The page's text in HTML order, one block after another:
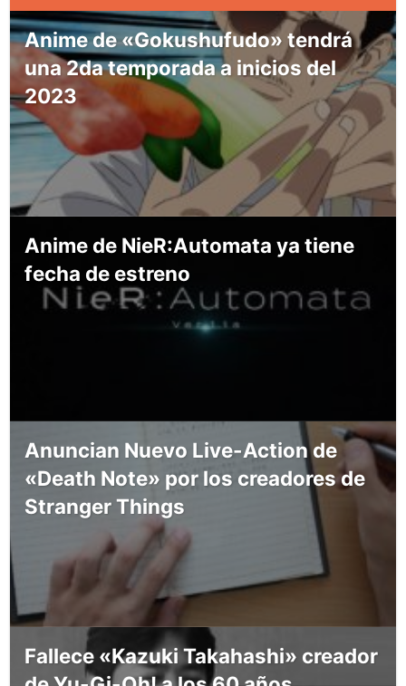
Anime de «Gokushufudo» tendrá
una 2da temporada a inicios del
2023
Anime de NieR:Automata ya tiene
fecha de estreno
Anuncian Nuevo Live-Action de
«Death Note» por los creadores de
Stranger Things
Fallece «Kazuki Takahashi» creador